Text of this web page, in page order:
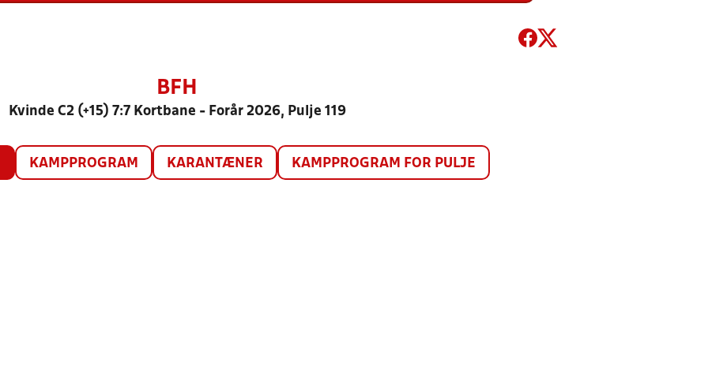
BFH
Kvinde C2 (+15) 7:7 Kortbane - Forår 2026, Pulje 119
KAMPPROGRAM KARANTÆNER KAMPPROGRAM FOR PULJE